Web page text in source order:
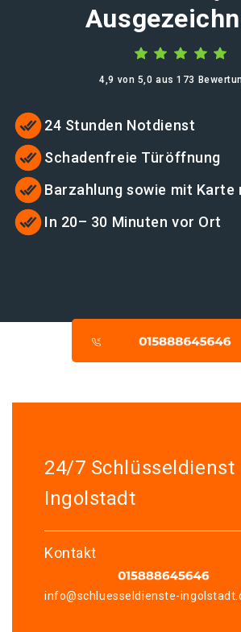
4,9 von 5,0 aus 173
24 Stunden Notdienst
Schadenfreie Türöffnung
Barzahlung sowie mit Karte
In 20– 30 Minuten vor Ort
24/7 Schlüsseldienst
Ingolstadt
Kontakt
info@schluesseldienste-